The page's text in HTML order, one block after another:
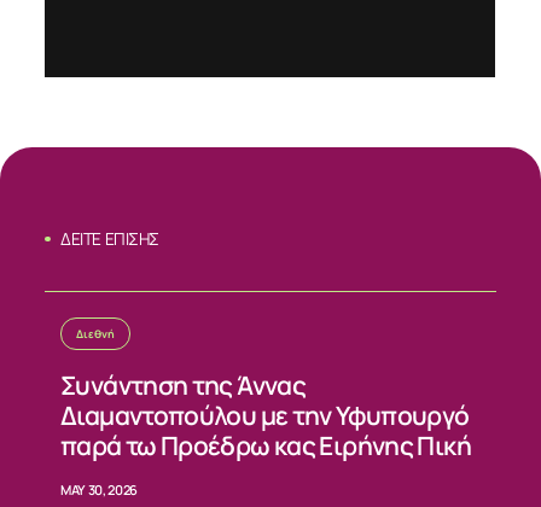
ΣΧΕΤΙΚΑ
ΝΕΑ
ΕΠΙΚΟΙΝΩΝΙΑ
ΔΕΙΤΕ ΕΠΙΣΗΣ
Διεθνή
Συνάντηση της Άννας
Διαμαντοπούλου με την Υφυπουργό
παρά τω Προέδρω κας Ειρήνης Πική
MAY 30, 2026